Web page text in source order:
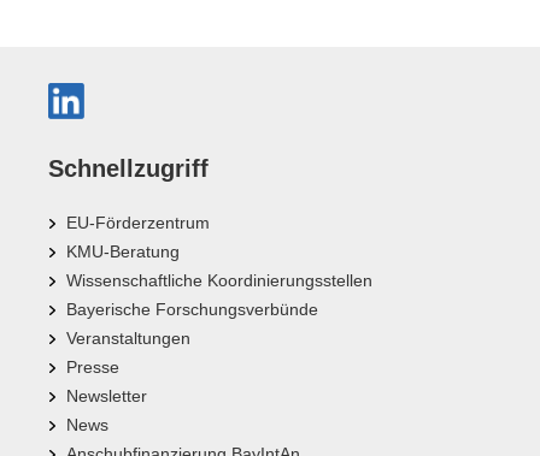
Schnellzugriff
EU-Förderzentrum
KMU-Beratung
Wissenschaftliche Koordinierungsstellen
Bayerische Forschungsverbünde
Veranstaltungen
Presse
Newsletter
News